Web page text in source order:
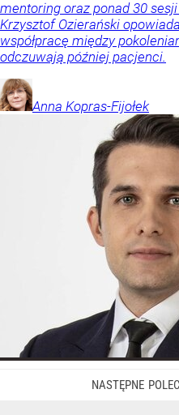
mentoring oraz ponad 30
Krzysztof Ozierański
współpracę między
odczuwają później pacjenci.
Anna Kopras-Fijołek